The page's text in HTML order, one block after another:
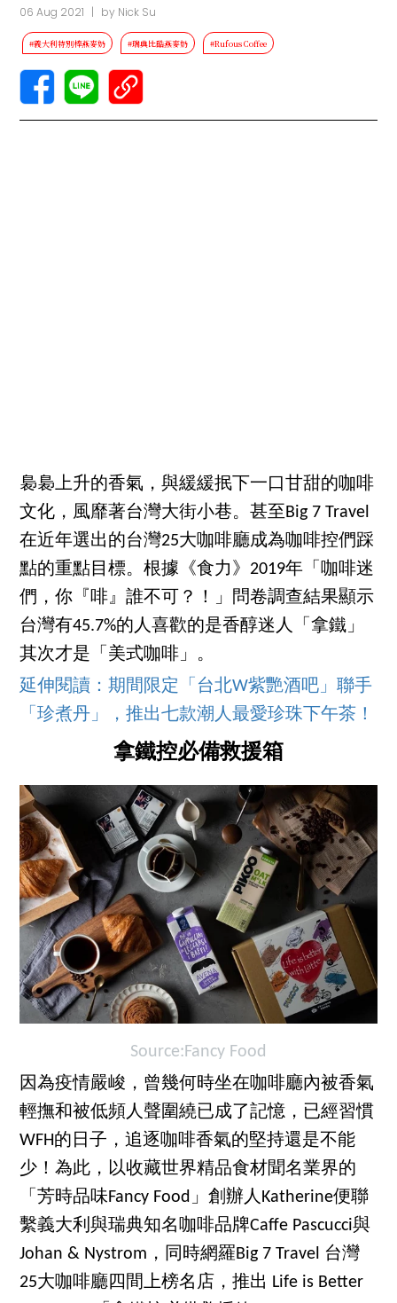
06 Aug 2021 | by Nick Su
#義大利特別棒燕麥奶 #瑞典比酷燕麥奶 #Rufous Coffee
裊裊上升的香氣，與緩緩抿下一口甘甜的咖啡
文化，風靡著台灣大街小巷。甚至Big 7 Travel
在近年選出的台灣25大咖啡廳成為咖啡控們踩
點的重點目標。根據《食力》2019年「咖啡迷
們，你『啡』誰不可？！」問卷調查結果顯示
台灣有45.7%的人喜歡的是香醇迷人「拿鐵」
其次才是「美式咖啡」。
延伸閱讀：期間限定「台北W紫艷酒吧」聯手
「珍煮丹」，推出七款潮人最愛珍珠下午茶！
拿鐵控必備救援箱
Source:Fancy Food
因為疫情嚴峻，曾幾何時坐在咖啡廳內被香氣
輕撫和被低頻人聲圍繞已成了記憶，已經習慣
WFH的日子，追逐咖啡香氣的堅持還是不能
少！為此，以收藏世界精品食材聞名業界的
「芳時品味Fancy Food」創辦人Katherine便聯
繫義大利與瑞典知名咖啡品牌Caffe Pascucci與
Johan & Nystrom，同時網羅Big 7 Travel 台灣
25大咖啡廳四間上榜名店，推出 Life is Better